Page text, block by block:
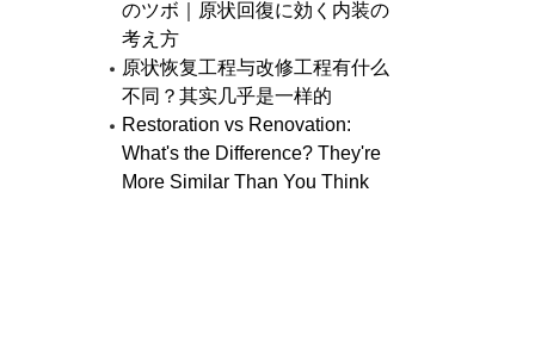
のツボ｜原状回復に効く内装の
考え方
原状恢复工程与改修工程有什么
不同？其实几乎是一样的
Restoration vs Renovation:
What's the Difference? They're
More Similar Than You Think